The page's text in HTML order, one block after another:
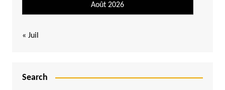
Août 2026
« Juil
Search